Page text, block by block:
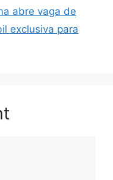
abre vaga de
exclusiva para